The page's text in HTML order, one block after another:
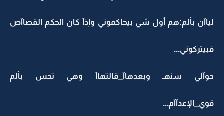
ليآآن بألم:هم أول شي بيحآكموني وإذآ كآن الحكم القصآآص
فبيتركوني...
حوآلي سنهـ وبعدهآآ_قآلتهآآ وهي تحس بألم
قوي_الإعدآآم...